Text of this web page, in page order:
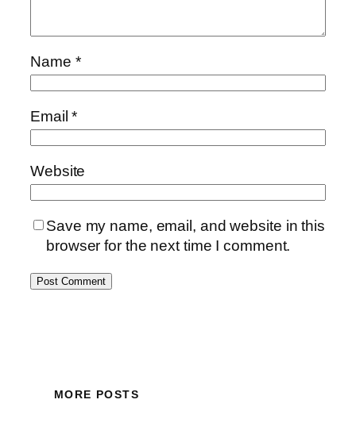
Name *
Email*
Website
Save my name, email, and website in this
browser for the next time I comment.
MORE POSTS